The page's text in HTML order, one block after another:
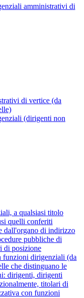
amministrativi di
di vertice (da
(dirigenti non
a qualsiasi titolo
quelli conferiti
dall'organo di indirizzo
pubbliche di
di posizione
funzioni dirigenziali (da
che distinguano le
dirigenti, dirigenti
titolari di
con funzioni